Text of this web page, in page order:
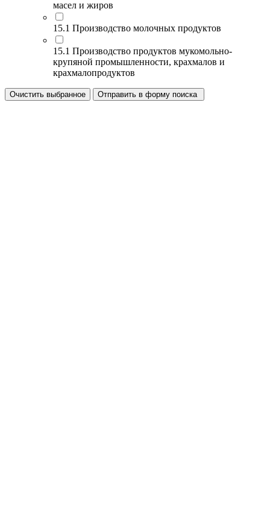
масел и жиров
15.1 Производство молочных продуктов
15.1 Производство продуктов мукомольно-
крупяной промышленности, крахмалов и
крахмалопродуктов